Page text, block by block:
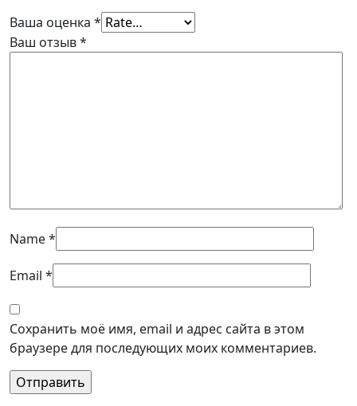
Ваша оценка *
Ваш отзыв*
Name*
Email *
Сохранить моё имя, email и адрес сайта в этом
браузере для последующих моих комментариев.